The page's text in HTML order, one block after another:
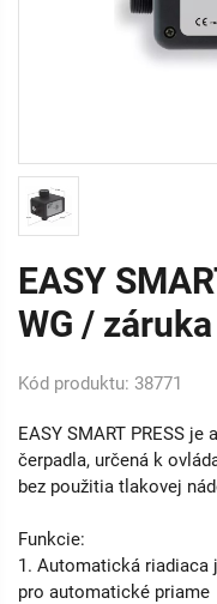
EASY
WG /
Kód produktu: 38771
EASY SMART PRESS
čerpadla, určená k
bez použitia tlakovej
Funkcie:
1. Automatická riadiaca
pro automatické priame